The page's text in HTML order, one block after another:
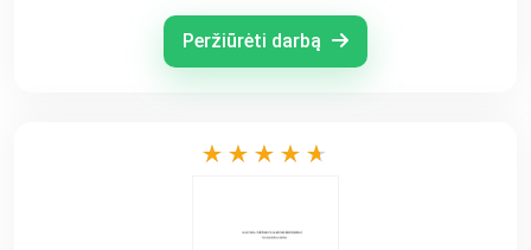
Peržiūrėti darbą